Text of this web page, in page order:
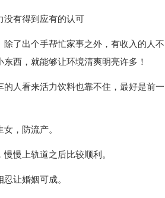
没有得到应有的认可
了出个手帮忙家事之外，有收入的人不
西，就能够让环境清爽明亮许多！
人看来活力饮料也靠不住，最好是前一
，防流产。
慢上轨道之后比较顺利。
让婚姻可成。